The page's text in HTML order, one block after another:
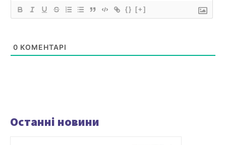
{} [+]
0 КОМЕНТАРІ
Останні новини